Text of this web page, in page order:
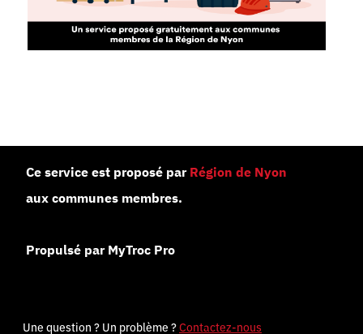
Ce service est proposé par Région de Nyon
aux communes membres.
Propulsé par MyTroc Pro
Une question ? Un problème ?Contactez-nous